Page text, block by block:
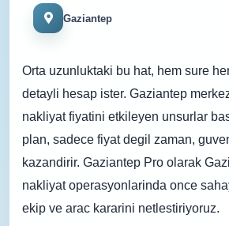
Gaziantep
Orta uzunluktaki bu hat, hem sure
detayli hesap ister. Gaziantep
nakliyat fiyatini etkileyen unsurlar
plan, sadece fiyat degil zaman,
kazandirir. Gaziantep Pro olarak
nakliyat operasyonlarinda once
ekip ve arac kararini netlestiriyoruz.